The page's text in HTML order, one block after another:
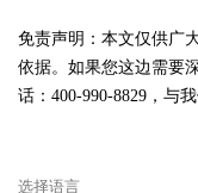
免责声明：本文仅供广
依据。如果您这边需要
话：400-990-8829，与